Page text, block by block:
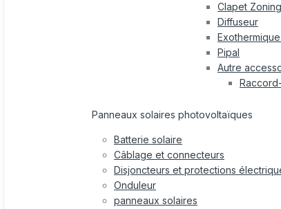
Clapet Zoning
Diffuseur
Pipal
Autre
Panneaux solaires photovoltaïques
Batterie solaire
Câblage et connecteurs
Disjoncteurs et protections
Onduleur
panneaux solaires